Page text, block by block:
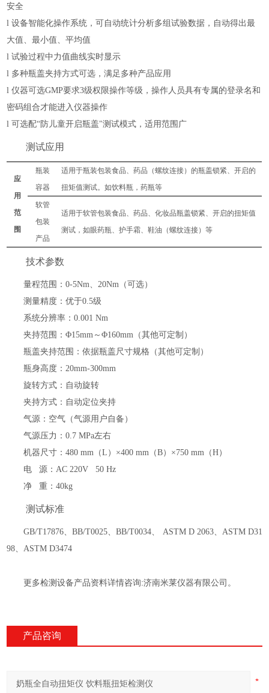
安全
l设备智能化操作系统，可自动统计分析多组试验数据，自动得出最
大值、最小值、平均值
l试验过程中力值曲线实时显示
l 多种瓶盖夹持方式可选，满足多种产品应用
l仪器可选GMP要求3级权限操作等级，操作人员具有专属的登录名和
密码组合才能进入仪器操作
l可选配“防儿童开启瓶盖"测试模式，适用范围广
测试应用
应
用
范
围
瓶装
容器
适用于瓶装包装食品、药品（螺纹连接）的瓶盖锁紧、开启的
扭矩值测试。如饮料瓶，药瓶等
软管
包装
产品
适用于软管包装食品、药品、化妆品瓶盖锁紧、开启的扭矩值
测试，如眼药瓶、护手霜、鞋油（螺纹连接）等
技术参数
量程范围：0-5Nm、20Nm（可选）
测量精度：优于0.5级
系统分辨率：0.001 Nm
夹持范围：Φ15mm～Φ160mm（其他可定制）
瓶盖夹持范围：依据瓶盖尺寸规格 （其他可定制）
瓶身高度：20mm-300mm
旋转方式 ： 自动旋转
夹持方式：自动定位夹持
气源：空气（气源用户自备）
气源压力：0.7 MPa左右
机器尺寸：480 mm（L）×400 mm（B）×750 mm（H）
电
源：AC 220V 50 Hz
净
重：40kg
测试标准
GB/T17876、BB/T0025、BB/T0034、 ASTM D 2063、ASTM D31
98、ASTM D3474
更多检测设备产品资料详情咨询:济南米莱仪器有限公司。
产品咨询